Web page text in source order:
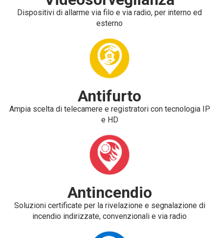
Dispositivi di allarme via filo e via radio, per interno ed
esterno
Antifurto
Ampia scelta di telecamere e registratori con tecnologia IP
e HD
Antincendio
Soluzioni certificate per la rivelazione e segnalazione di
incendio indirizzate, convenzionali e via radio